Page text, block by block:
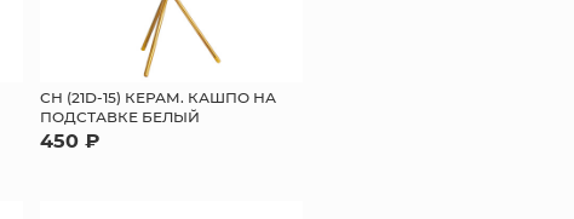
СН (21D-15) КЕРАМ. КАШПО НА
ПОДСТАВКЕ БЕЛЫЙ
450 ₽